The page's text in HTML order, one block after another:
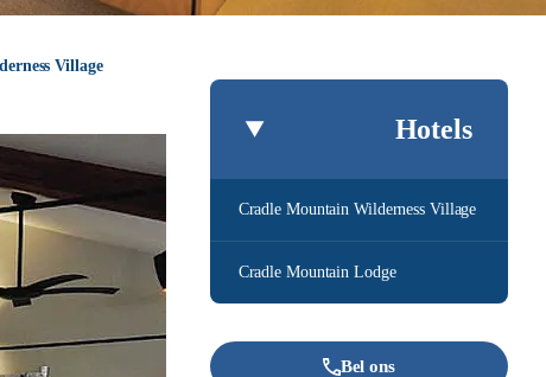
Village
Hotels
Cradle Mountain Wilderness Village
Cradle Mountain Lodge
Bel ons